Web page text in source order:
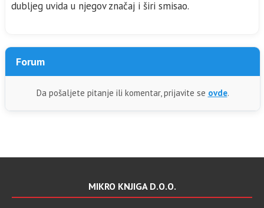
dubljeg uvida u njegov značaj i širi smisao.
Forum
Da pošaljete pitanje ili komentar, prijavite se ovde.
MIKRO KNJIGA D.O.O.